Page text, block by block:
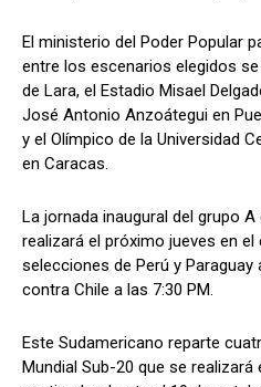
El ministerio del Poder Popular
entre los escenarios elegidos
de Lara, el Estadio Misael
José Antonio Anzoátegui en
y el Olímpico de la Universidad
en Caracas.
La jornada inaugural del grupo
realizará el próximo jueves en
selecciones de Perú y Paraguay
contra Chile a las 7:30 PM.
Este Sudamericano reparte
Mundial Sub-20 que se realizará